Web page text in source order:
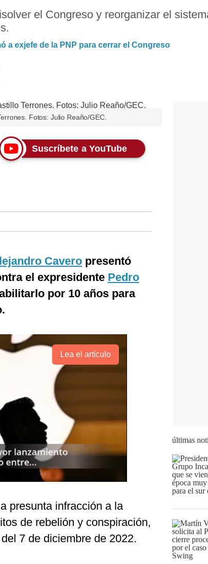
el Congreso y reorganizar el
a exjefe de la PNP para cerrar el Congreso
Fotos: Julio Reaño/GEC.
Suscríbete a YouTube
Cavero presentó
el expresidente Pedro
por 10 años para
Lea el artículo
presunta infracción a la
de rebelión y conspiración,
7 de diciembre de 2022.
últimas